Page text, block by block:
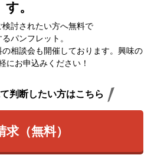
す。
検討されたい方へ無料で
パンフレット。
相談会も開催しております。興味の
にお申込みください！
判断したい方はこちら
求（無料）